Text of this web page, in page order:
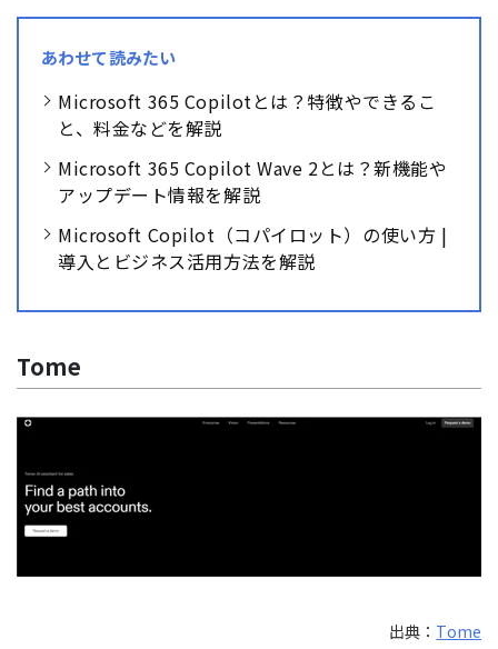
あわせて読みたい
Microsoft 365 Copilotとは？特徴やできるこ
と、料金などを解説
Microsoft 365 Copilot Wave 2とは？新機能や
アップデート情報を解説
Microsoft Copilot（コパイロット）の使い方 |
導入とビジネス活用方法を解説
Tome
出典： Tome